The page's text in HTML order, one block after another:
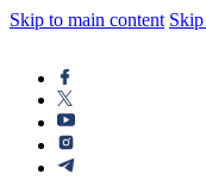
Skip to main content